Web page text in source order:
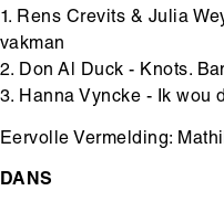
1. Rens Crevits & Julia
vakman
2. Don Al Duck - Knots.
3. Hanna Vyncke - Ik wou
Eervolle Vermelding:
DANS